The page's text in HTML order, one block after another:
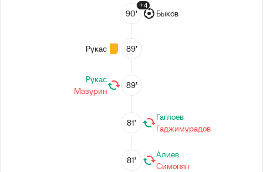
90’
+4
Быков
89’
Рукас
89’
Рукас
Мазурин
81’
Гаглоев
Гаджимурадов
81’
Алиев
Симонян